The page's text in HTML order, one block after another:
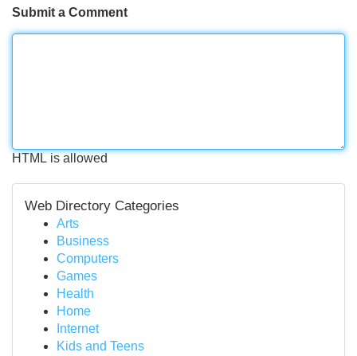
Submit a Comment
HTML is allowed
Web Directory Categories
Arts
Business
Computers
Games
Health
Home
Internet
Kids and Teens